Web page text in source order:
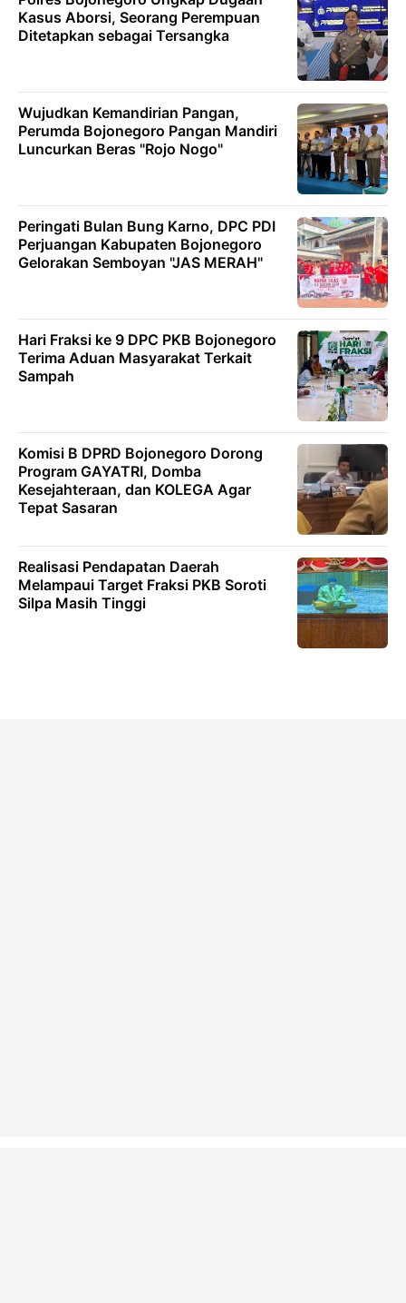
Kasus Aborsi, Seorang Perempuan
Ditetapkan sebagai Tersangka
Wujudkan Kemandirian Pangan,
Perumda Bojonegoro Pangan Mandiri
Luncurkan Beras "Rojo Nogo"
Peringati Bulan Bung Karno, DPC PDI
Perjuangan Kabupaten Bojonegoro
Gelorakan Semboyan "JAS MERAH"
Hari Fraksi ke 9 DPC PKB Bojonegoro
Terima Aduan Masyarakat Terkait
Sampah
Komisi B DPRD Bojonegoro Dorong
Program GAYATRI, Domba
Kesejahteraan, dan KOLEGA Agar
Tepat Sasaran
Realisasi Pendapatan Daerah
Melampaui Target Fraksi PKB Soroti
Silpa Masih Tinggi